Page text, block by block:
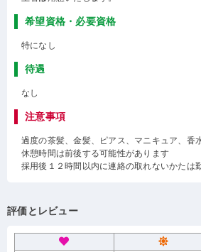
希望資格・必要資格
特になし
待遇
なし
注意事項
過度の茶髪、金髪、ピアス、マニキュア、香
休憩時間は前後する可能性があります
採用後１２時間以内に連絡の取れないかたは
評価とレビュー